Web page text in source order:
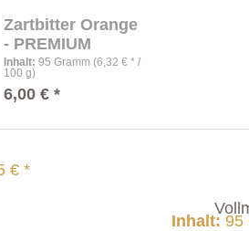
Zartbitter Orange
- PREMIUM
Inhalt: 95 Gramm (6,32 € * /
100 g)
6,00 € *
€ *
Inhalt: 95